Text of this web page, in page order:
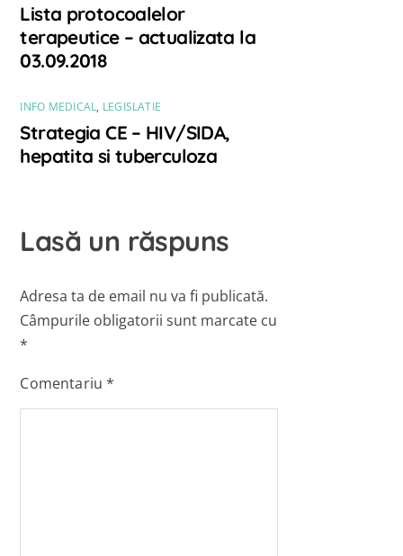
Lista protocoalelor
terapeutice – actualizata la
03.09.2018
INFO MEDICAL, LEGISLATIE
Strategia CE – HIV/SIDA,
hepatita si tuberculoza
Lasă un răspuns
Adresa ta de email nu va fi publicată.
Câmpurile obligatorii sunt marcate cu
*
Comentariu*